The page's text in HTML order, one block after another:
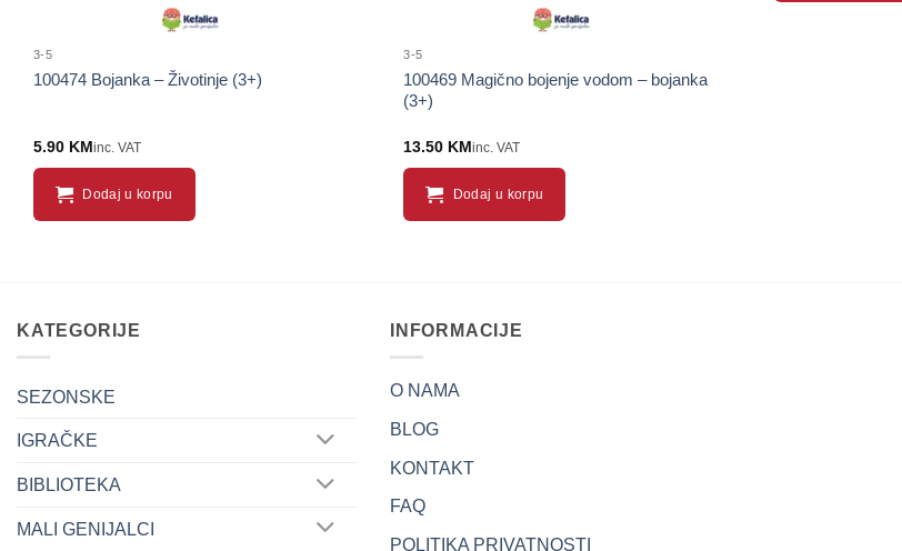
3-5
100474 Bojanka – Životinje (3+)
5.90 KMinc. VAT
Dodaj u korpu
3-5
100469 Magično bojenje vodom – bojanka
(3+)
13.50 KMinc. VAT
Dodaj u korpu
KATEGORIJE
SEZONSKE
IGRAČKE
BIBLIOTEKA
MALI GENIJALCI
INFORMACIJE
O NAMA
BLOG
KONTAKT
FAQ
POLITIKA PRIVATNOSTI